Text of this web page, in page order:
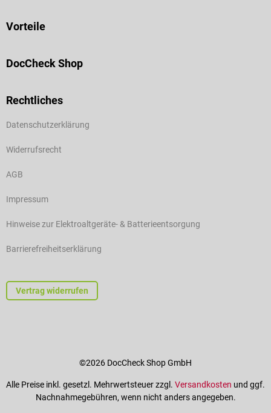
Vorteile
DocCheck Shop
Rechtliches
Datenschutzerklärung
Widerrufsrecht
AGB
Impressum
Hinweise zur Elektroaltgeräte- & Batterieentsorgung
Barrierefreiheitserklärung
Vertrag widerrufen
©2026 DocCheck Shop GmbH
Alle Preise inkl. gesetzl. Mehrwertsteuer zzgl. Versandkosten und ggf.
Nachnahmegebühren, wenn nicht anders angegeben.